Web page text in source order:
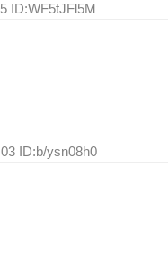
ID:WF5tJFl5M
ID:b/ysn08h0